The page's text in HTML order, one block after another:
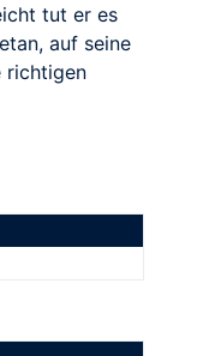
tut er es
auf seine
richtigen